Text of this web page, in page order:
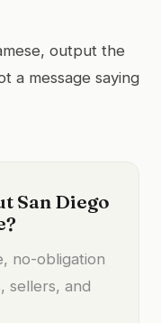
output the
a message saying
San Diego
no-obligation
sellers, and